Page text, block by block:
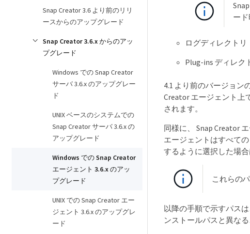
Snap Creator 3.6 より前のリリ
ースからのアップグレード
Snap Creator 3.6.x からのアッ
プグレード
Windows での Snap Creator
サーバ 3.6.x のアップグレー
ド
UNIX ベースのシステムでの
Snap Creator サーバ 3.6.x の
アップグレード
Windows での Snap Creator
エージェント 3.6.x のアッ
プグレード
UNIX での Snap Creator エー
ジェント 3.6.x のアップグレ
ード
ー
ログディレクトリ
Plug-ins ディレク
4.1 より前のバージョン
Creator エージェント上
されます。
同様に、 Snap Creator
エージェントはすべて
するように選択した場
これらの
以降の手順で示すパス
ンストールパスと異なる